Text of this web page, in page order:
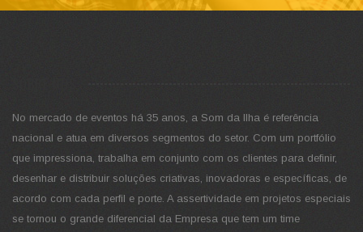
No mercado de eventos há 35 anos, a Som da Ilha é referência
nacional e atua em diversos segmentos do setor. Com um portfólio
que impressiona, trabalha em conjunto com os clientes para definir,
desenhar e distribuir soluções criativas, inovadoras e específicas, de
acordo com cada perfil e porte. A assertividade em projetos especiais
se tornou o grande diferencial da Empresa que tem um time